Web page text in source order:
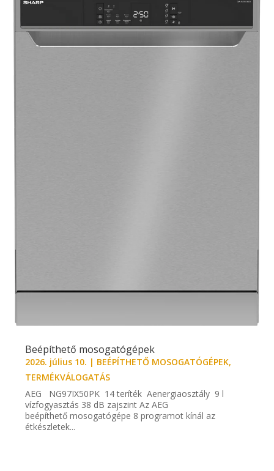
Beépíthető mosogatógépek
2026. július 10. | BEÉPÍTHETŐ MOSOGATÓGÉPEK,
TERMÉKVÁLOGATÁS
AEG NG97IX50PK 14 teríték Aenergiaosztály 9 l
vízfogyasztás 38 dB zajszint Az AEG
beépíthető mosogatógépe 8 programot kínál az
étkészletek...